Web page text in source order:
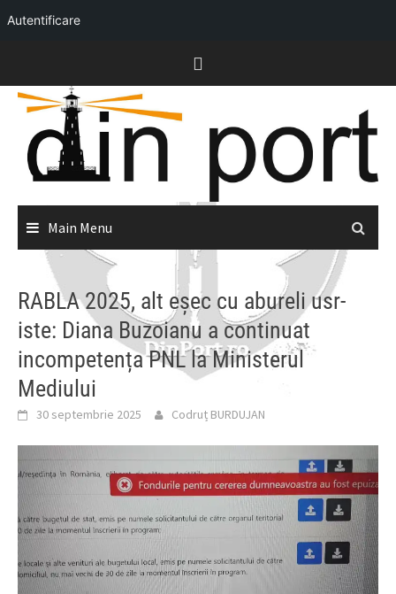
Autentificare
content
Main Menu
RABLA 2025, alt eșec cu abureli usr-
iste: Diana Buzoianu a continuat
incompetența PNL la Ministerul
Mediului
30 septembrie 2025 Codruț BURDUJAN